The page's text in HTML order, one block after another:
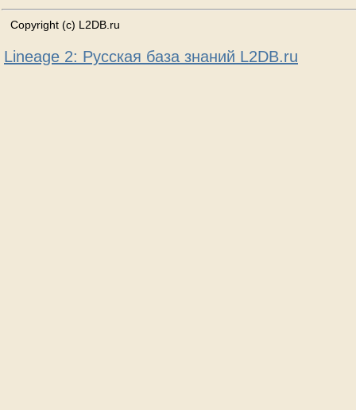
Copyright (c) L2DB.ru
Lineage 2: Русская база знаний L2DB.ru